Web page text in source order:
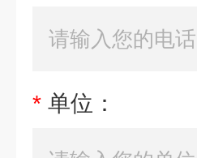
* 单位：